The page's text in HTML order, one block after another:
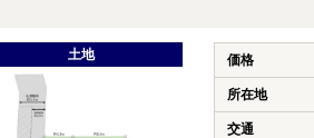
土地 価格
所在地
交通